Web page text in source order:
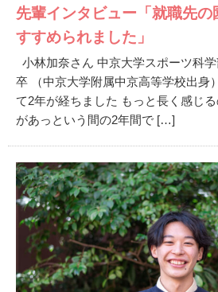
先輩インタビュー「就職先の
すすめられました」
小林加奈さん 中京大学スポーツ科
卒 （中京大学附属中京高等学校出身
て2年が経ちました もっと長く感じ
があっという間の2年間で […]